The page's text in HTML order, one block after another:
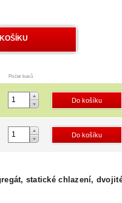
Počet kusů
statické chlazení,